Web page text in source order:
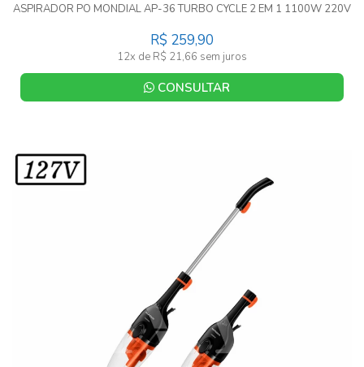
ASPIRADOR PO MONDIAL AP-36 TURBO CYCLE 2 EM 1 1100W 220V
R$ 259,90
12x de R$ 21,66 sem juros
CONSULTAR